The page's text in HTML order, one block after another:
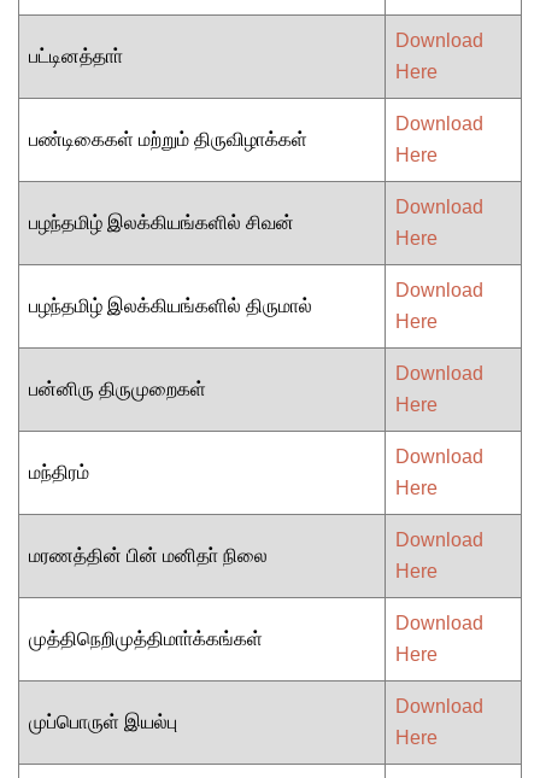
பட்டினத்தாா்
Download
Here
பண்டிகைகள் மற்றும் திருவிழாக்கள்
Download
Here
பழந்தமிழ் இலக்கியங்களில் சிவன்
Download
Here
பழந்தமிழ் இலக்கியங்களில் திருமால்
Download
Here
பன்னிரு திருமுறைகள்
Download
Here
மந்திரம்
Download
Here
மரணத்தின் பின் மனிதா் நிலை
Download
Here
முத்திநெறிமுத்திமாா்க்கங்கள்
Download
Here
முப்பொருள் இயல்பு
Download
Here